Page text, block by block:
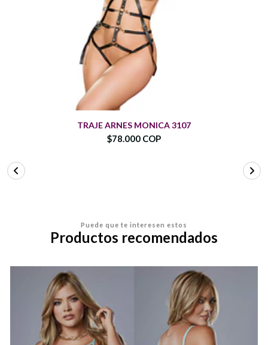
TRAJE ARNES MONICA 3107
$78.000 COP
Puede que te interesen estos
Productos recomendados